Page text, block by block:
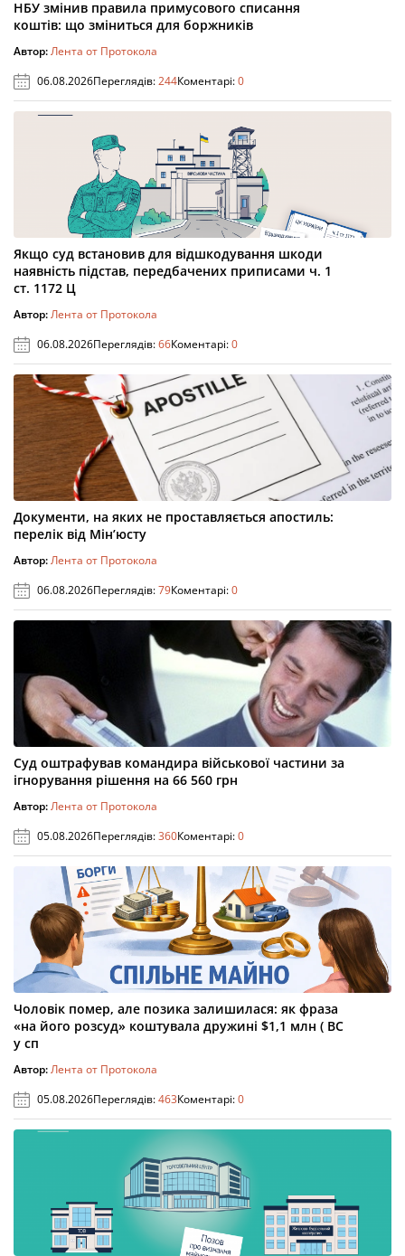
НБУ змінив правила примусового списання
коштів: що зміниться для боржників
Автор:Лента от Протокола
06.08.2026Переглядів:244Коментарі:0
Якщо суд встановив для відшкодування шкоди
наявність підстав, передбачених приписами ч. 1
ст. 1172 Ц
Автор:Лента от Протокола
06.08.2026Переглядів:66Коментарі:0
Документи, на яких не проставляється апостиль:
перелік від Мін’юсту
Автор:Лента от Протокола
06.08.2026Переглядів:79Коментарі:0
Суд оштрафував командира військової частини за
ігнорування рішення на 66 560 грн
Автор:Лента от Протокола
05.08.2026Переглядів:360Коментарі:0
Чоловік помер, але позика залишилася: як фраза
«на його розсуд» коштувала дружині $1,1 млн ( ВС
у сп
Автор:Лента от Протокола
05.08.2026Переглядів:463Коментарі:0